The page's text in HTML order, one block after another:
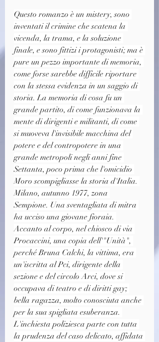
Questo romanzo è un mistery, sono
inventati il crimine che scatena la
vicenda, la trama, e la soluzione
finale, e sono fittizi i protagonisti; ma è
pure un pezzo importante di memoria,
come forse sarebbe difficile riportare
con la stessa evidenza in un saggio di
storia. La memoria di cosa fu un
grande partito, di come funzionava la
mente di dirigenti e militanti, di come
si muoveva l'invisibile macchina del
potere e del contropotere in una
grande metropoli negli anni fine
Settanta, poco prima che l'omicidio
Moro scompigliasse la storia d'Italia.
Milano, autunno 1977, zona
Sempione. Una sventagliata di mitra
ha ucciso una giovane fioraia.
Accanto al corpo, nel chiosco di via
Procaccini, una copia dell'"Unità",
perché Bruna Calchi, la vittima, era
un'iscritta al Pci, dirigente della
sezione e del circolo Arci, dove si
occupava di teatro e di diritti gay;
bella ragazza, molto conosciuta anche
per la sua spigliata esuberanza.
L'inchiesta poliziesca parte con tutta
la prudenza del caso delicato, affidata